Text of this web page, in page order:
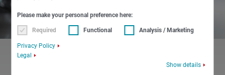
Please make your personal preference here:
Required Functional Analysis / Marketing
Privacy Policy
Legal
Show details